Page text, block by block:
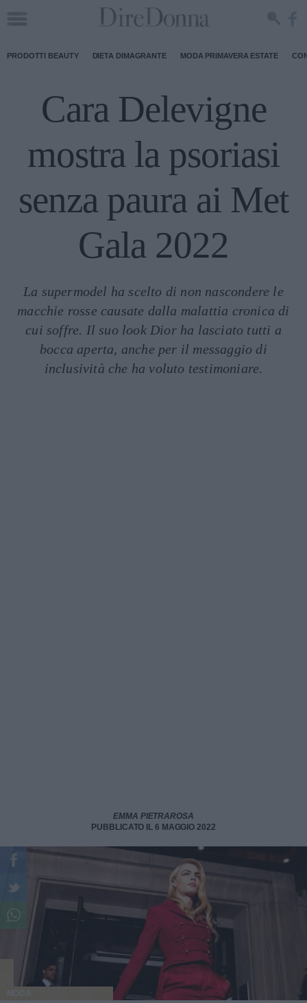
PRODOTTI BEAUTY DIETA DIMAGRANTE MODA PRIMAVERA ESTATE
Cara Delevigne
mostra la psoriasi
senza paura ai Met
Gala 2022
La supermodel ha scelto di non nascondere le
macchie rosse causate dalla malattia cronica di
cui soffre. Il suo look Dior ha lasciato tutti a
bocca aperta, anche per il messaggio di
inclusività che ha voluto testimoniare.
EMMA PIETRAROSA
PUBBLICATO IL 6 MAGGIO 2022
MODA